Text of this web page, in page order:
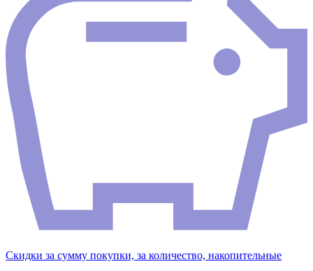
Скидки за сумму покупки, за количество, накопительные